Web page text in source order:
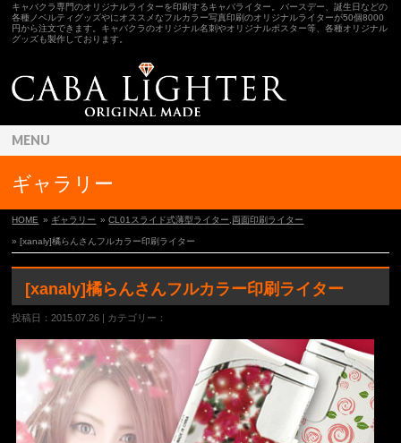
キャバクラ専門のオリジナルライターを印刷するキャバライター。バースデー、誕生日などの
各種ノベルティグッズやにオススメなフルカラー写真印刷のオリジナルライターが50個8000
円から注文できます。キャバクラのオリジナル名刺やオリジナルポスター等、各種オリジナル
グッズも製作しております。
MENU
ギャラリー
HOME » ギャラリー »CL01スライド式薄型ライター ,両面印刷ライター
» [xanaly]橘らんさんフルカラー印刷ライター
[xanaly]橘らんさんフルカラー印刷ライター
投稿日：2015.07.26 | カテゴリー：